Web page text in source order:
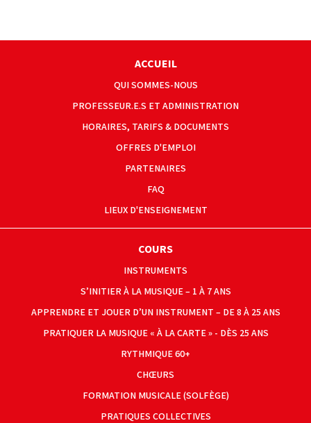
ACCUEIL
QUI SOMMES-NOUS
PROFESSEUR.E.S ET ADMINISTRATION
HORAIRES, TARIFS & DOCUMENTS
OFFRES D'EMPLOI
PARTENAIRES
FAQ
LIEUX D'ENSEIGNEMENT
COURS
INSTRUMENTS
S’INITIER À LA MUSIQUE – 1 À 7 ANS
APPRENDRE ET JOUER D’UN INSTRUMENT – DE 8 À 25 ANS
PRATIQUER LA MUSIQUE « À LA CARTE » - DÈS 25 ANS
RYTHMIQUE 60+
CHŒURS
FORMATION MUSICALE (SOLFÈGE)
PRATIQUES COLLECTIVES